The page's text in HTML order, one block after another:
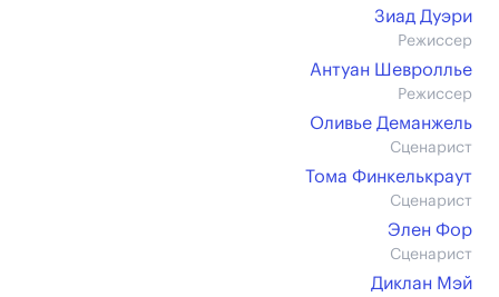
Зиад Дуэри
Режиссер
Антуан Шевроллье
Режиссер
Оливье Деманжель
Сценарист
Тома Финкелькраут
Сценарист
Элен Фор
Сценарист
Диклан Мэй